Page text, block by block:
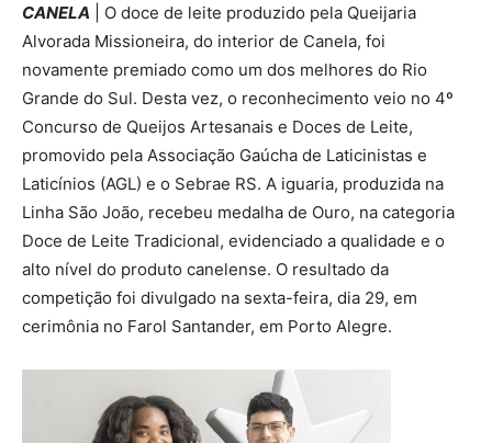
CANELA | O doce de leite produzido pela Queijaria
Alvorada Missioneira, do interior de Canela, foi
novamente premiado como um dos melhores do Rio
Grande do Sul. Desta vez, o reconhecimento veio no 4º
Concurso de Queijos Artesanais e Doces de Leite,
promovido pela Associação Gaúcha de Laticinistas e
Laticínios (AGL) e o Sebrae RS. A iguaria, produzida na
Linha São João, recebeu medalha de Ouro, na categoria
Doce de Leite Tradicional, evidenciado a qualidade e o
alto nível do produto canelense. O resultado da
competição foi divulgado na sexta-feira, dia 29, em
cerimônia no Farol Santander, em Porto Alegre.